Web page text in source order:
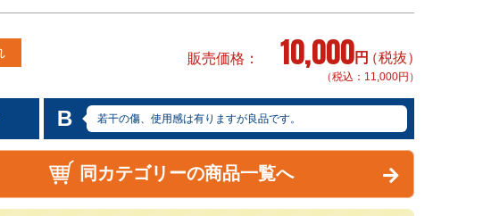
販売価格 10,000円（税抜）
（税込：11,000円）
B 若干の傷、使用感は有りますが良品です。
同カテゴリーの商品一覧へ